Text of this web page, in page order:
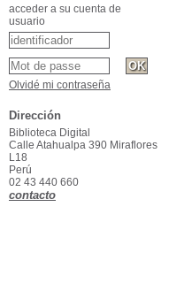
acceder a su cuenta de
usuario
Olvidé mi contraseña
Dirección
Biblioteca Digital
Calle Atahualpa 390 Miraflores
L18
Perú
02 43 440 660
contacto